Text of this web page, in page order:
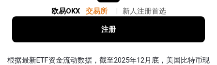
欧易OKX 交易所 新人注册首选
注册
根据最新ETF资金流动数据，截至2025年12月底，美国比特币现